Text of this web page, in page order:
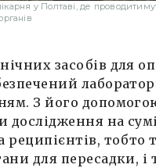
у Полтаві, де
засобів для
З його
дослідження на
реципієнтів, тобто
для пересадки, і